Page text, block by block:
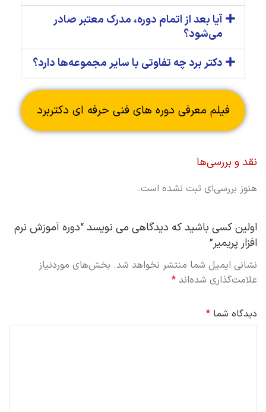
آیا بعد از اتمام دوره، مدرک معتبر صادر
می‌شود؟
دکتر برد چه تفاوتی با سایر مجموعه‌ها دارد؟
فیلم معرفی دوره های فنی حرفه ای دکتربرد
نقد و بررسی‌ها
هنوز بررسی‌ای ثبت نشده است.
اولین کسی باشید که دیدگاهی می نویسد “دوره آموزش نرم
افزار پریمیر”
نشانی ایمیل شما منتشر نخواهد شد. بخش‌های موردنیاز
علامت‌گذاری شده‌اند *
دیدگاه شما *